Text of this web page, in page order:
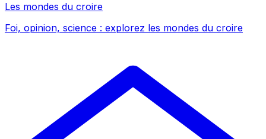
Les mondes du croire
Foi, opinion, science : explorez les mondes du croire